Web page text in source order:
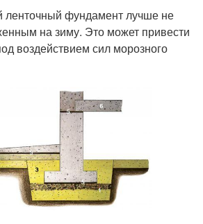
ленточный фундамент лучше не
на зиму. Это может привести
воздействием сил морозного